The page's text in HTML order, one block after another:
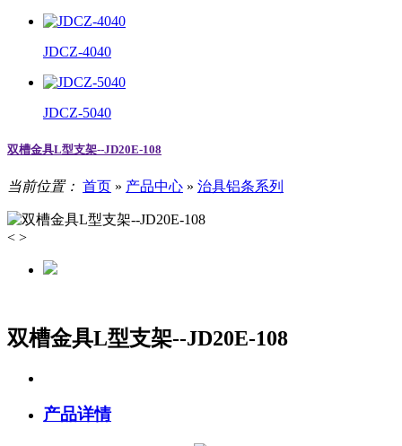
JDCZ-4040
JDCZ-5040
双槽金具L型支架--JD20E-108
当前位置： 首页 » 产品中心 » 治具铝条系列
< >
双槽金具L型支架--JD20E-108
产品详情